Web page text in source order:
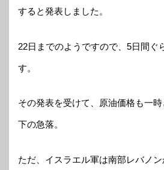
すると発表しました。
22日までのようですので、5日間ぐ
す。
その発表を受けて、原油価格も一
下の急落。
ただ、イスラエル軍は南部レバノ